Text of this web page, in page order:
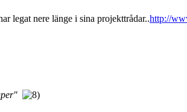
legat nere länge i sina projekttrådar..http://